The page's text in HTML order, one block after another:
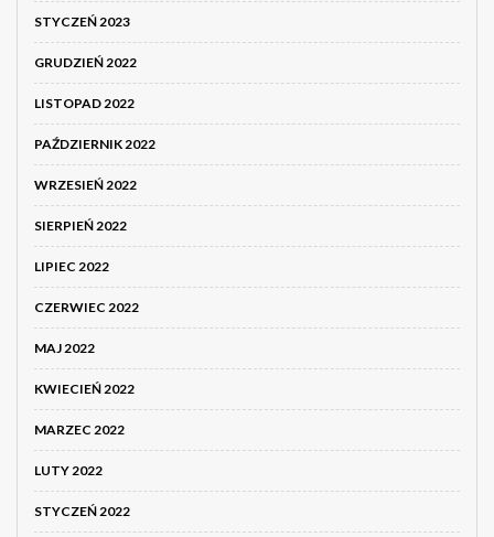
STYCZEŃ 2023
GRUDZIEŃ 2022
LISTOPAD 2022
PAŹDZIERNIK 2022
WRZESIEŃ 2022
SIERPIEŃ 2022
LIPIEC 2022
CZERWIEC 2022
MAJ 2022
KWIECIEŃ 2022
MARZEC 2022
LUTY 2022
STYCZEŃ 2022